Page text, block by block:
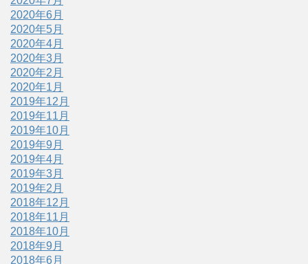
2020年6月
2020年5月
2020年4月
2020年3月
2020年2月
2020年1月
2019年12月
2019年11月
2019年10月
2019年9月
2019年4月
2019年3月
2019年2月
2018年12月
2018年11月
2018年10月
2018年9月
2018年6月